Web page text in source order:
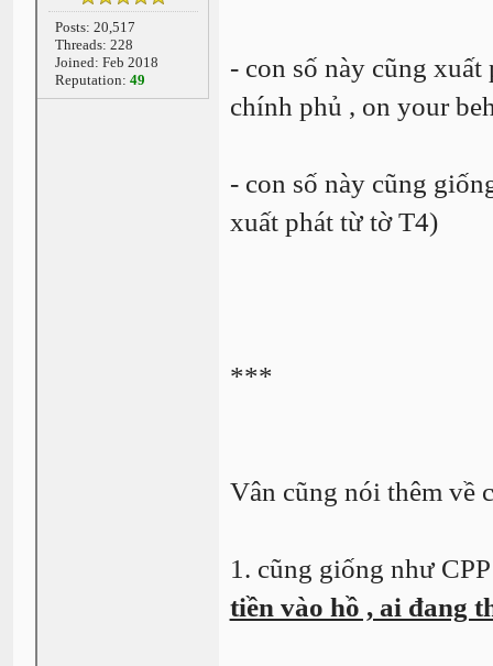
Posts: 20,517
Threads: 228
Joined: Feb 2018
Reputation: 49
- con số này cũng
chính phủ , on your
- con số này cũng
xuất phát từ tờ T4)
***
Vân cũng nói thêm về
1. cũng giống như
tiền vào hồ , ai đang